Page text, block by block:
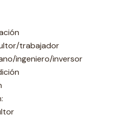
trabajador
ingeniero/inversor